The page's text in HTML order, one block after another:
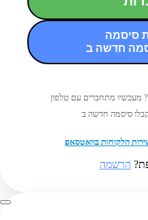
הלקוחות בוואטסאפ
הרשמה